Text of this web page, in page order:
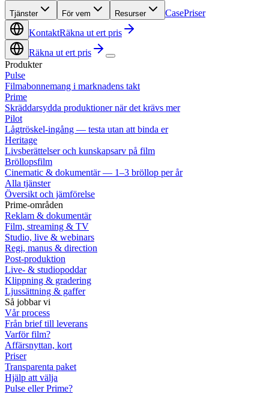
Tjänster För vem Resurser CasePriser
KontaktRäkna ut ert pris
Räkna ut ert pris
Produkter
Pulse
Filmabonnemang i marknadens takt
Prime
Skräddarsydda produktioner när det krävs mer
Pilot
Lågtröskel-ingång — testa utan att binda er
Heritage
Livsberättelser och kunskapsarv på film
Bröllopsfilm
Cinematic & dokumentär — 1–3 bröllop per år
Alla tjänster
Översikt och jämförelse
Prime-områden
Reklam & dokumentär
Film, streaming & TV
Studio, live & webinars
Regi, manus & direction
Post-produktion
Live- & studiopoddar
Klippning & gradering
Ljussättning & gaffer
Så jobbar vi
Vår process
Från brief till leverans
Varför film?
Affärsnyttan, kort
Priser
Transparenta paket
Hjälp att välja
Pulse eller Prime?